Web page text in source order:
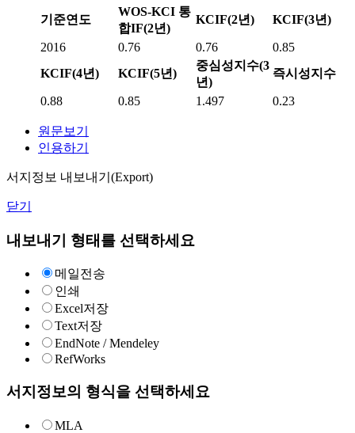
기준연도
WOS-KCI 통
합IF(2년)
KCIF(2년) KCIF(3년)
2016 0.76 0.76
0.85
KCIF(4년)
KCIF(5년)
중심성지수(3
년)
즉시성지수
0.88 0.85 1.497 0.23
원문보기
인용하기
서지정보 내보내기(Export)
닫기
내보내기 형태를 선택하세요
메일전송
인쇄
Excel저장
Text저장
EndNote / Mendeley
RefWorks
서지정보의 형식을 선택하세요
MLA